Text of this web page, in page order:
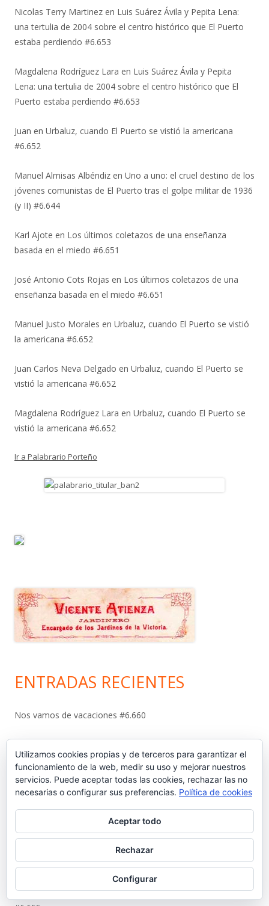
Nicolas Terry Martinez en Luis Suárez Ávila y Pepita Lena:
una tertulia de 2004 sobre el centro histórico que El Puerto
estaba perdiendo #6.653
Magdalena Rodríguez Lara en Luis Suárez Ávila y Pepita
Lena: una tertulia de 2004 sobre el centro histórico que El
Puerto estaba perdiendo #6.653
Juan en Urbaluz, cuando El Puerto se vistió la americana
#6.652
Manuel Almisas Albéndiz en Uno a uno: el cruel destino de los
jóvenes comunistas de El Puerto tras el golpe militar de 1936
(y II) #6.644
Karl Ajote en Los últimos coletazos de una enseñanza
basada en el miedo #6.651
José Antonio Cots Rojas en Los últimos coletazos de una
enseñanza basada en el miedo #6.651
Manuel Justo Morales en Urbaluz, cuando El Puerto se vistió
la americana #6.652
Juan Carlos Neva Delgado en Urbaluz, cuando El Puerto se
vistió la americana #6.652
Magdalena Rodríguez Lara en Urbaluz, cuando El Puerto se
vistió la americana #6.652
Ir a Palabrario Porteño
ENTRADAS RECIENTES
Nos vamos de vacaciones #6.660
Carta protesta a Don Pedro Muñoz Seca #6.658
Sebastián Gómez Sánchez, ‘Tani’. El frutero que ayudó a
sacar adelante a once hermanos #6.656
La viñeta de Alberto Castrelo. Se hacen fiestas a domicilio
Utilizamos cookies propias y de terceros para garantizar el
funcionamiento de la web, medir su uso y mejorar nuestros
servicios. Puede aceptar todas las cookies, rechazar las no
necesarias o configurar sus preferencias. Política de cookies
Aceptar todo
Rechazar
Configurar